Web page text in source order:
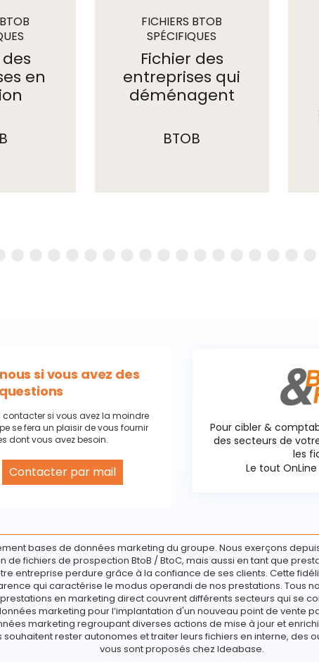
en
FICHIERS BTOB
SPÉCIFIQUES
Fichier des
entreprises qui
déménagent
BTOB
si vous avez des
questions
contacter si vous avez la moindre
se fera un plaisir de vous fournir
dont vous avez besoin.
Contacter par mail
Pour cibler &
des secteurs de
les
Le tout
bases de données marketing du groupe. Nous exerçons
de fichiers de prospection BtoB / BtoC, mais aussi en tant que
entreprise perdure grâce à la confiance de ses clients. Cette
qui caractérise le modus operandi de nos prestations. Tous
prestations en marketing direct couvrent différents secteurs qui se
marketing pour l’implantation d'un nouveau point de vente
marketing regroupant diverses actions de mise à jour et
souhaitent rester autonomes et traiter leurs fichiers en interne, des
vous sont proposés chez Ideabase.